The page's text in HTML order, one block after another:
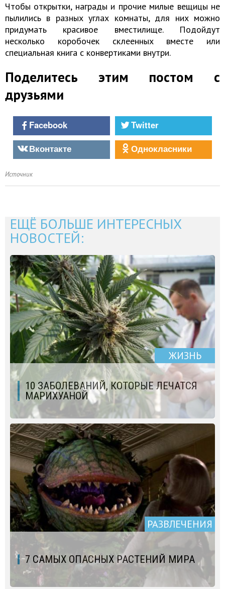
Чтобы открытки, награды и прочие милые вещицы не
пылились в разных углах комнаты, для них можно
придумать красивое вместилище. Подойдут
несколько коробочек склеенных вместе или
специальная книга с конвертиками внутри.
Поделитесь этим постом с
друзьями
Facebook
Twitter
Вконтакте
Однокласники
Источник
ЕЩЁ БОЛЬШЕ ИНТЕРЕСНЫХ
НОВОСТЕЙ:
ЖИЗНЬ
10 ЗАБОЛЕВАНИЙ, КОТОРЫЕ ЛЕЧАТСЯ
МАРИХУАНОЙ
РАЗВЛЕЧЕНИЯ
7 САМЫХ ОПАСНЫХ РАСТЕНИЙ МИРА